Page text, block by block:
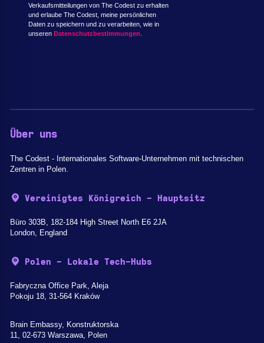
Verkaufsmitteilungen von The Codest zu erhalten
und erlaube The Codest, meine persönlichen
Daten zu speichern und zu verarbeiten, wie in
unseren Datenschutzbestimmungen.
Über uns
The Codest - Internationales Software-Unternehmen mit technischen
Zentren in Polen.
Vereinigtes Königreich - Hauptsitz
Büro 303B, 182-184 High Street North E6 2JA
London, England
Polen - Lokale Tech-Hubs
Fabryczna Office Park, Aleja
Pokoju 18, 31-564 Kraków
Brain Embassy, Konstruktorska
11, 02-673 Warszawa, Polen